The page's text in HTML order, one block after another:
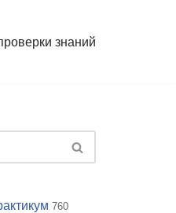
знаний
760